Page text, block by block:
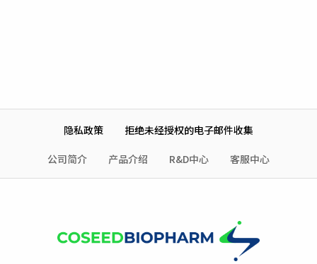
隐私政策 拒绝未经授权的电子邮件收集
公司简介 产品介绍 R&D中心 客服中心